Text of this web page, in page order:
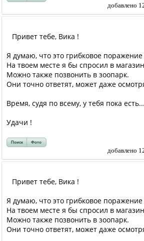
добавлено
Привет тебе, Вика !
Я думаю, что это грибковое
На твоем месте я бы спросил в
Можно также позвонить в зоопарк.
Они точно ответят, может даже
Время, судя по всему, у тебя пока есть...
Удачи !
Поиск Фото
добавлено
Привет тебе, Вика !
Я думаю, что это грибковое
На твоем месте я бы спросил в
Можно также позвонить в зоопарк.
Они точно ответят, может даже